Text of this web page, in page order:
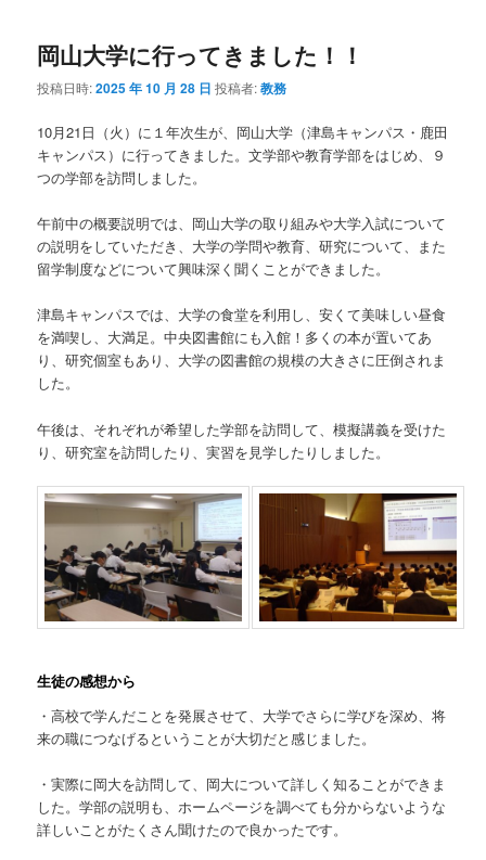
岡山大学に行ってきました！！
投稿日時:2025 年 10 月 28 日 投稿者:教務
10月21日（火）に１年次生が、岡山大学（津島キャンパス・鹿田
キャンパス）に行ってきました。文学部や教育学部をはじめ、９
つの学部を訪問しました。
午前中の概要説明では、岡山大学の取り組みや大学入試について
の説明をしていただき、大学の学問や教育、研究について、また
留学制度などについて興味深く聞くことができました。
津島キャンパスでは、大学の食堂を利用し、安くて美味しい昼食
を満喫し、大満足。中央図書館にも入館！多くの本が置いてあ
り、研究個室もあり、大学の図書館の規模の大きさに圧倒されま
した。
午後は、それぞれが希望した学部を訪問して、模擬講義を受けた
り、研究室を訪問したり、実習を見学したりしました。
生徒の感想から
・高校で学んだことを発展させて、大学でさらに学びを深め、将
来の職につなげるということが大切だと感じました。
・実際に岡大を訪問して、岡大について詳しく知ることができま
した。学部の説明も、ホームページを調べても分からないような
詳しいことがたくさん聞けたので良かったです。